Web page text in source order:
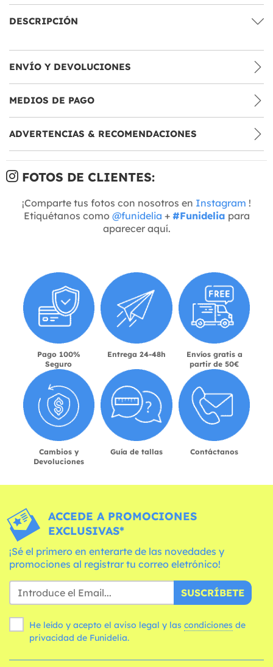
DESCRIPCIÓN
ENVÍO Y DEVOLUCIONES
MEDIOS DE PAGO
ADVERTENCIAS & RECOMENDACIONES
FOTOS DE CLIENTES:
¡Comparte tus fotos con nosotros en Instagram !
Etiquétanos como @funidelia + #Funidelia para
aparecer aquí.
Pago 100%
Seguro
Entrega 24-48h
Envíos gratis a
partir de 50€
Cambios y
Devoluciones
Guía de tallas Contáctanos
ACCEDE A PROMOCIONES
EXCLUSIVAS*
¡Sé el primero en enterarte de las novedades y
promociones al registrar tu correo eletrónico!
SUSCRÍBETE
He leído y acepto el aviso legal y las condiciones
privacidad de Funidelia.